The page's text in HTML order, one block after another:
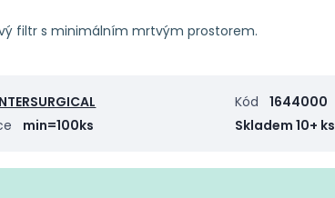
filtr s minimálním mrtvým prostorem.
Kód
1644000
min=100ks Skladem 10+ ks